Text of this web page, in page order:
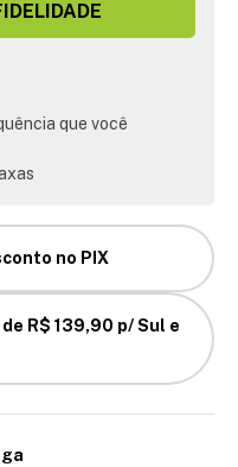
que você
no PIX
de R$ 139,90 p/ Sul e